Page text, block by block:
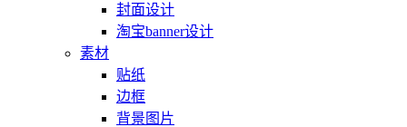
封面设计
淘宝banner设计
素材
贴纸
边框
背景图片